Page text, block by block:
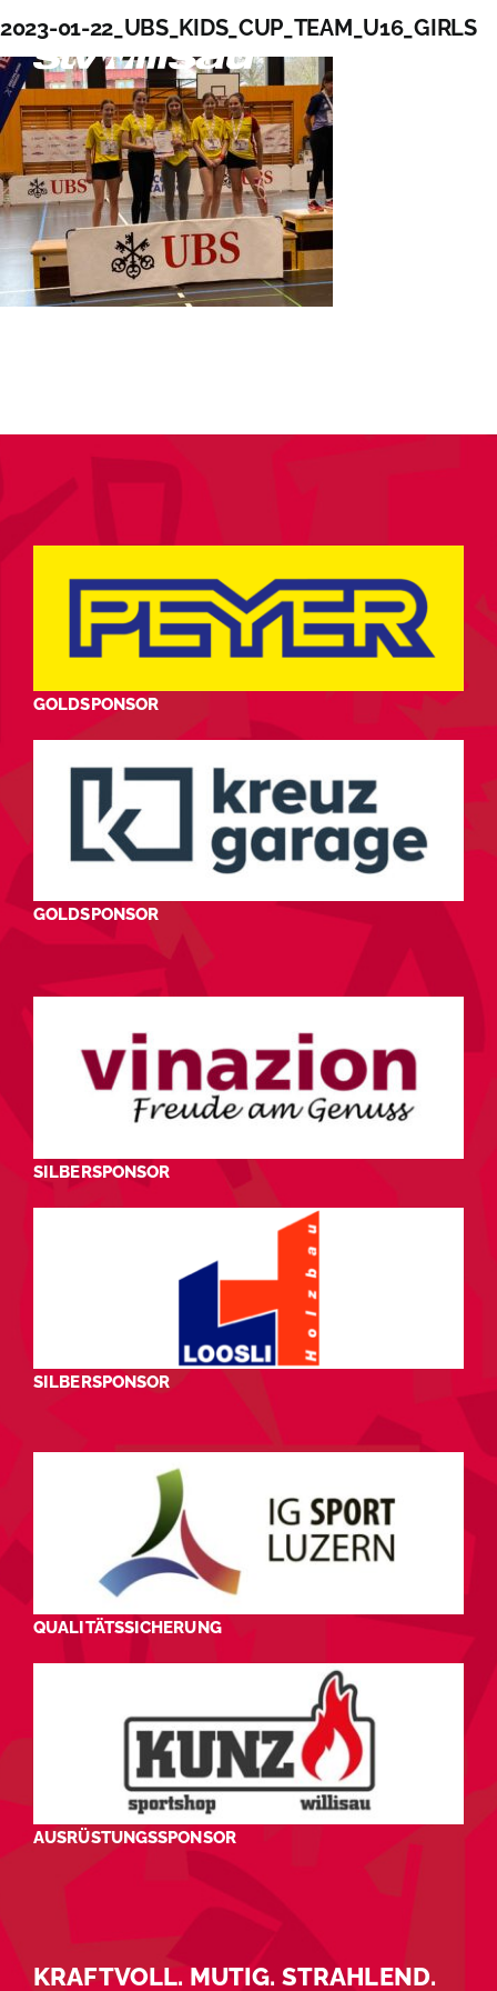
Inhalt
springen
2023-01-22_UBS_KIDS_CUP_TEAM_U16_GIRLS
GOLDSPONSOR
GOLDSPONSOR
SILBERSPONSOR
SILBERSPONSOR
QUALITÄTSSICHERUNG
AUSRÜSTUNGSSPONSOR
KRAFTVOLL. MUTIG. STRAHLEND.